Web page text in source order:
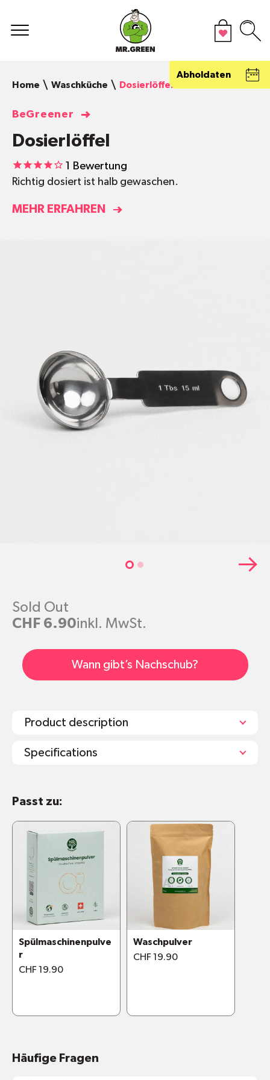
Abholdaten
Home
Waschküche Dosierlöffel
BeGreener
Dosierlöffel
1 Bewertung
Richtig dosiert ist halb gewaschen.
MEHR ERFAHREN
Sold Out
CHF 6.90inkl. MwSt.
Wann gibt’s Nachschub?
Product description
Specifications
oderSpülmaschinenpulver
Passt zu:
Spülmaschinenpulve
r
CHF 19.90
Waschpulver
CHF 19.90
Häufige Fragen